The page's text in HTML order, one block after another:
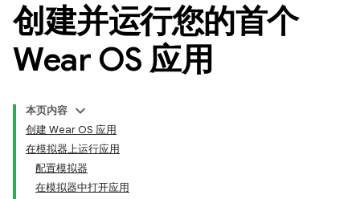
创建并运行您的首个
Wear OS 应用
本页内容
创建 Wear OS 应用
在模拟器上运行应用
配置模拟器
在模拟器中打开应用